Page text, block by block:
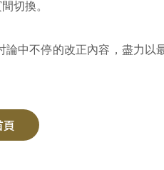
切換。
不停的改正內容，盡力以
頁